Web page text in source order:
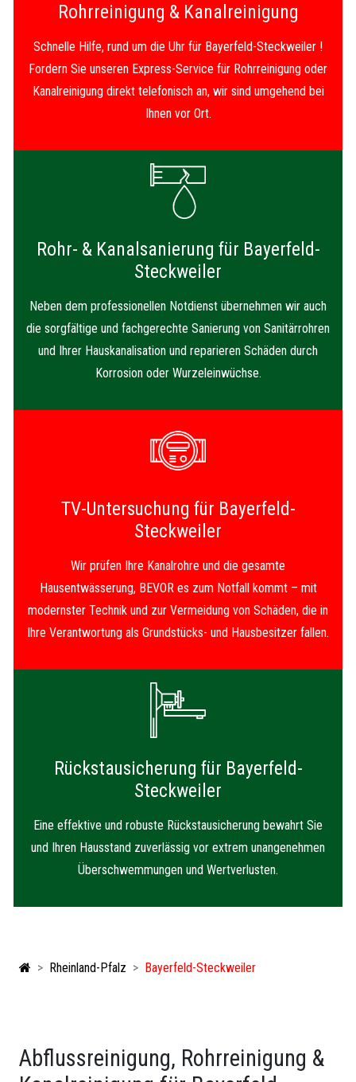
Rohrreinigung & Kanalreinigung
Schnelle Hilfe, rund um die Uhr für Bayerfeld-Steckweiler !
Fordern Sie unseren Express-Service für Rohrreinigung oder
Kanalreinigung direkt telefonisch an, wir sind umgehend bei
Ihnen vor Ort.
Rohr- & Kanalsanierung für Bayerfeld-
Steckweiler
Neben dem professionellen Notdienst übernehmen wir auch
die sorgfältige und fachgerechte Sanierung von Sanitärrohren
und Ihrer Hauskanalisation und reparieren Schäden durch
Korrosion oder Wurzeleinwüchse.
TV-Untersuchung für Bayerfeld-
Steckweiler
Wir prüfen Ihre Kanalrohre und die gesamte
Hausentwässerung, BEVOR es zum Notfall kommt – mit
modernster Technik und zur Vermeidung von Schäden, die in
Ihre Verantwortung als Grundstücks- und Hausbesitzer fallen.
Rückstausicherung für Bayerfeld-
Steckweiler
Eine effektive und robuste Rückstausicherung bewahrt Sie
und Ihren Hausstand zuverlässig vor extrem unangenehmen
Überschwemmungen und Wertverlusten.
Rheinland-Pfalz Bayerfeld-Steckweiler
Abflussreinigung, Rohrreinigung &